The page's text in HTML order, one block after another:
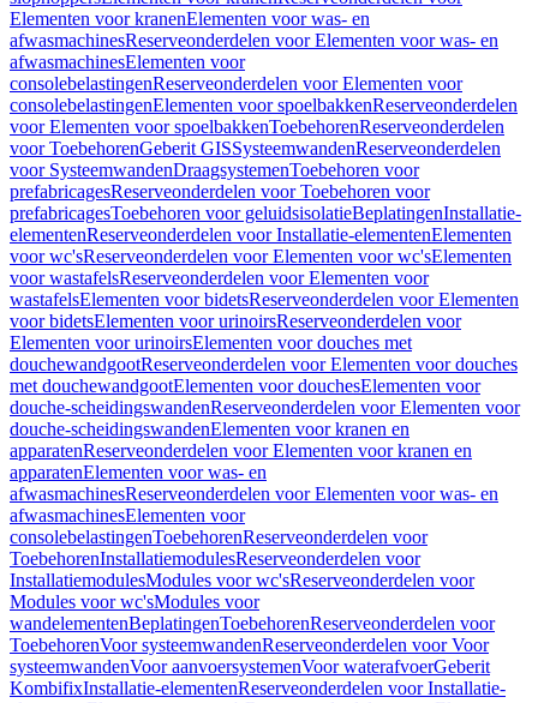
Elementen voor kranenElementen voor was- en
afwasmachinesReserveonderdelen voor Elementen voor was- en
afwasmachinesElementen voor
consolebelastingenReserveonderdelen voor Elementen voor
consolebelastingenElementen voor spoelbakkenReserveonderdelen
voor Elementen voor spoelbakkenToebehorenReserveonderdelen
voor ToebehorenGeberit GISSysteemwandenReserveonderdelen
voor SysteemwandenDraagsystemenToebehoren voor
prefabricagesReserveonderdelen voor Toebehoren voor
prefabricagesToebehoren voor geluidsisolatieBeplatingenInstallatie-
elementenReserveonderdelen voor Installatie-elementenElementen
voor wc'sReserveonderdelen voor Elementen voor wc'sElementen
voor wastafelsReserveonderdelen voor Elementen voor
wastafelsElementen voor bidetsReserveonderdelen voor Elementen
voor bidetsElementen voor urinoirsReserveonderdelen voor
Elementen voor urinoirsElementen voor douches met
douchewandgootReserveonderdelen voor Elementen voor douches
met douchewandgootElementen voor douchesElementen voor
douche-scheidingswandenReserveonderdelen voor Elementen voor
douche-scheidingswandenElementen voor kranen en
apparatenReserveonderdelen voor Elementen voor kranen en
apparatenElementen voor was- en
afwasmachinesReserveonderdelen voor Elementen voor was- en
afwasmachinesElementen voor
consolebelastingenToebehorenReserveonderdelen voor
ToebehorenInstallatiemodulesReserveonderdelen voor
InstallatiemodulesModules voor wc'sReserveonderdelen voor
Modules voor wc'sModules voor
wandelementenBeplatingenToebehorenReserveonderdelen voor
ToebehorenVoor systeemwandenReserveonderdelen voor Voor
systeemwandenVoor aanvoersystemenVoor waterafvoerGeberit
KombifixInstallatie-elementenReserveonderdelen voor Installatie-